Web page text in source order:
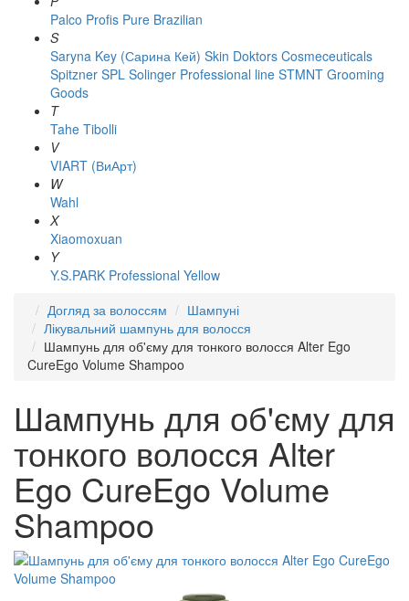
Palco Profis Pure Brazilian
S
Saryna Key (Сарина Кей) Skin Doktors Cosmeceuticals
Spitzner SPL Solinger Professional line STMNT Grooming
Goods
T
Tahe Tibolli
V
VIART (ВиАрт)
W
Wahl
X
Xiaomoxuan
Y
Y.S.PARK Professional Yellow
Догляд за волоссям
Шампуні
Лікувальний шампунь для волосся
Шампунь для об'єму для тонкого волосся Alter Ego
CureEgo Volume Shampoo
Шампунь для об'єму для
тонкого волосся Alter
Ego CureEgo Volume
Shampoo